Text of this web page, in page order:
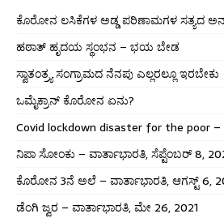
ಕೊರೋನ ಲಸಿಕೆಗಳ ಅಡ್ಡ ಪರಿಣಾಮಗಳ ಸತ್ಯದ
ಹಠಾತ್ ಹೃದಯ ಸ್ಥಂಭನ – ಭಯ ಬೇಡ
ಸ್ವಾತಂತ್ರ್ಯ ಸಂಗ್ರಾಮದ ನೆನಪು ಎಲ್ಲರಲ್ಲೂ ಇರಬೇಕು
ಒಮೈಕ್ರಾನ್ ಕೊರೋನ ಏನು?
Covid lockdown disaster for the poor –
ನಿಪಾ ಸೋಂಕು – ವಾರ್ತಾಭಾರತಿ, ಸೆಪ್ಟೆಂಬರ್ 8,
ಕೊರೋನ 3ನೆ ಅಲೆ – ವಾರ್ತಾಭಾರತಿ, ಆಗಸ್ಟ್ 6,
ಡೆಂಗಿ ಜ್ವರ – ವಾರ್ತಾಭಾರತಿ, ಮೇ 26, 2021